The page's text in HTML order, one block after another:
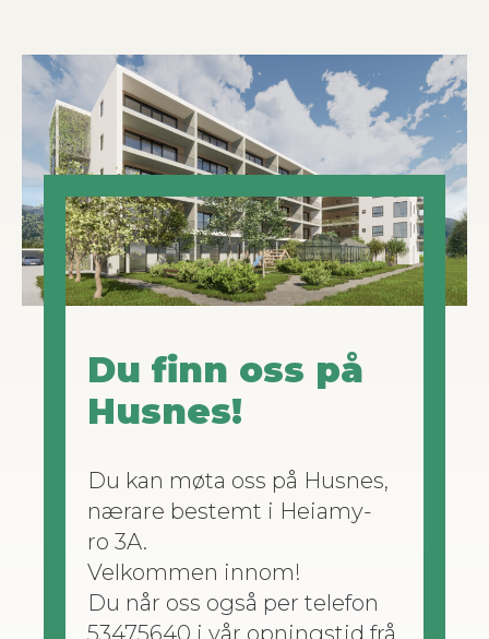
Du finn oss på
Husnes!
Du kan møta oss på Husnes,
nærare bestemt i Heiamy­
ro 3A.
Velkom­men innom!
Du når oss også per tele­fon
53475640 i vår opn­ingstid frå